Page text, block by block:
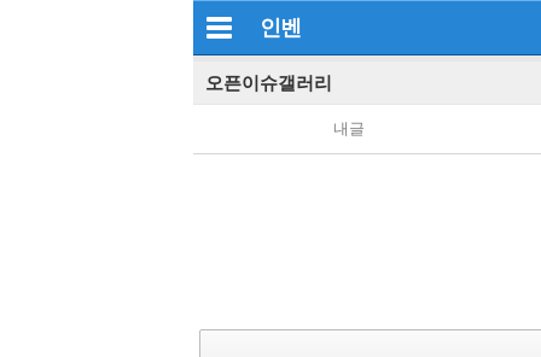
인벤
오픈이슈갤러리
내글